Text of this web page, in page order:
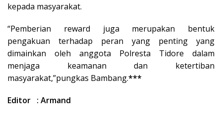
kepada masyarakat.
“Pemberian reward juga merupakan bentuk
pengakuan terhadap peran yang penting yang
dimainkan oleh anggota Polresta Tidore dalam
menjaga keamanan dan ketertiban
masyarakat,”pungkas Bambang.***
Editor : Armand